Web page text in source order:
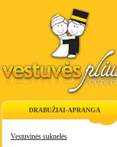
DRABUŽIAI-APRANGA
Vestuvinės suknelės